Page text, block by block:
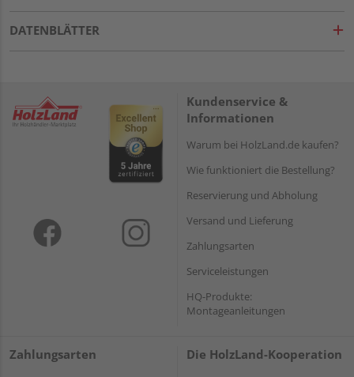
DATENBLÄTTER
Kundenservice &
Informationen
Warum bei HolzLand.de kaufen?
Wie funktioniert die Bestellung?
Reservierung und Abholung
Versand und Lieferung
Zahlungsarten
Serviceleistungen
HQ-Produkte:
Montageanleitungen
Zahlungsarten Die HolzLand-Kooperation